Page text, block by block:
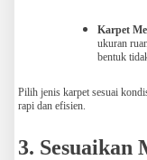
Karpet
ukuran
bentuk
Pilih jenis karpet sesuai
rapi dan efisien.
3. Sesuaikan